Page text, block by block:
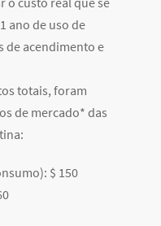
ano de uso de
de acendimento e
totais, foram
de mercado* das
$ 150